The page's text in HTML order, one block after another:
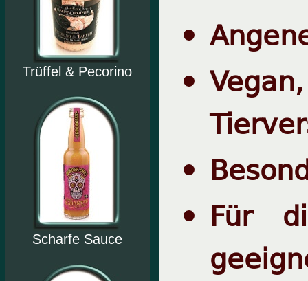
Trüffel & Pecorino
Scharfe Sauce
Für